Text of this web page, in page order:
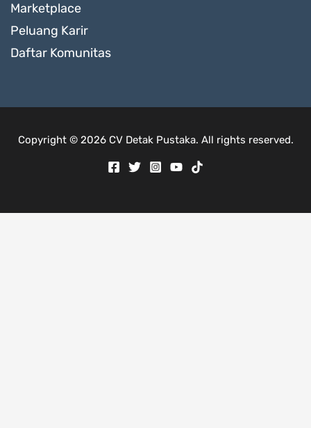
Marketplace
Peluang Karir
Daftar Komunitas
Copyright © 2026 CV Detak Pustaka. All rights reserved.